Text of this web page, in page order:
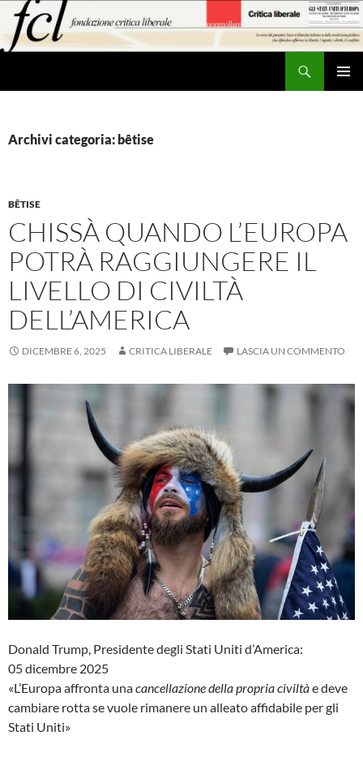
contenuto
Archivi categoria: bêtise
BÊTISE
CHISSÀ QUANDO L’EUROPA
POTRÀ RAGGIUNGERE IL
LIVELLO DI CIVILTÀ
DELL’AMERICA
DICEMBRE 6, 2025 CRITICA LIBERALE LASCIA UN COMMENTO
Donald Trump, Presidente degli Stati Uniti d’America:
05 dicembre 2025
«L’Europa affronta unacancellazione della propria civiltàe deve
cambiare rotta se vuole rimanere un alleato affidabile per gli
Stati Uniti»